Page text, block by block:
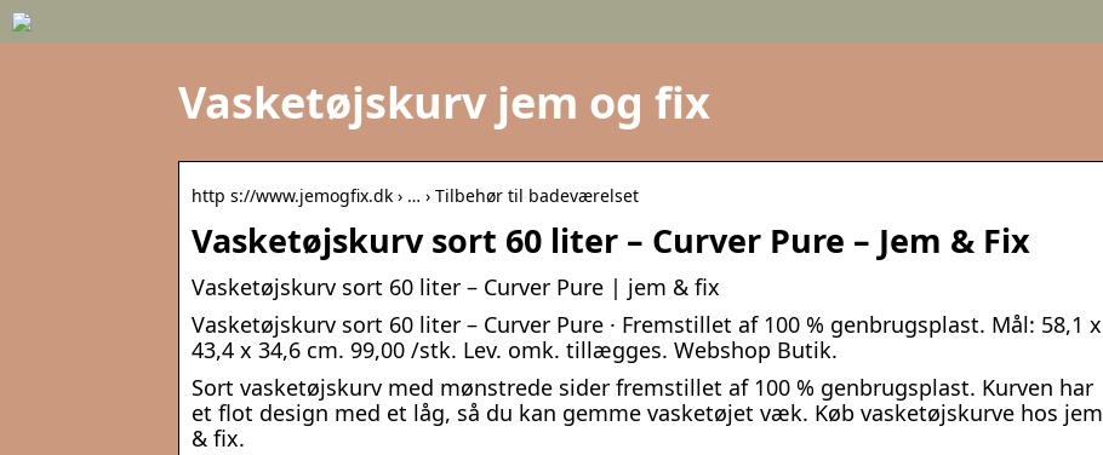
Vasketøjskurv jem og fix
http s://www.jemogfix.dk › … › Tilbehør til badeværelset
Vasketøjskurv sort 60 liter – Curver Pure – Jem & Fix
Vasketøjskurv sort 60 liter – Curver Pure | jem & fix
Vasketøjskurv sort 60 liter – Curver Pure · Fremstillet af 100 % genbrugsplast. Mål: 58,1 x
43,4 x 34,6 cm. 99,00 /stk. Lev. omk. tillægges. Webshop Butik.
Sort vasketøjskurv med mønstrede sider fremstillet af 100 % genbrugsplast. Kurven har
et flot design med et låg, så du kan gemme vasketøjet væk. Køb vasketøjskurve hos jem
& fix.